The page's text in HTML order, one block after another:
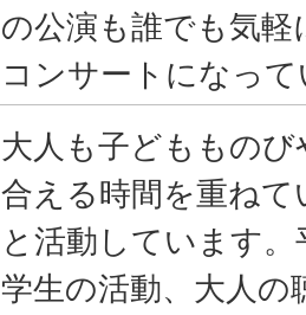
の公演も誰でも気軽
コンサートになっ
大人も子どももの
合える時間を重ね
と活動しています。
学生の活動、大人の